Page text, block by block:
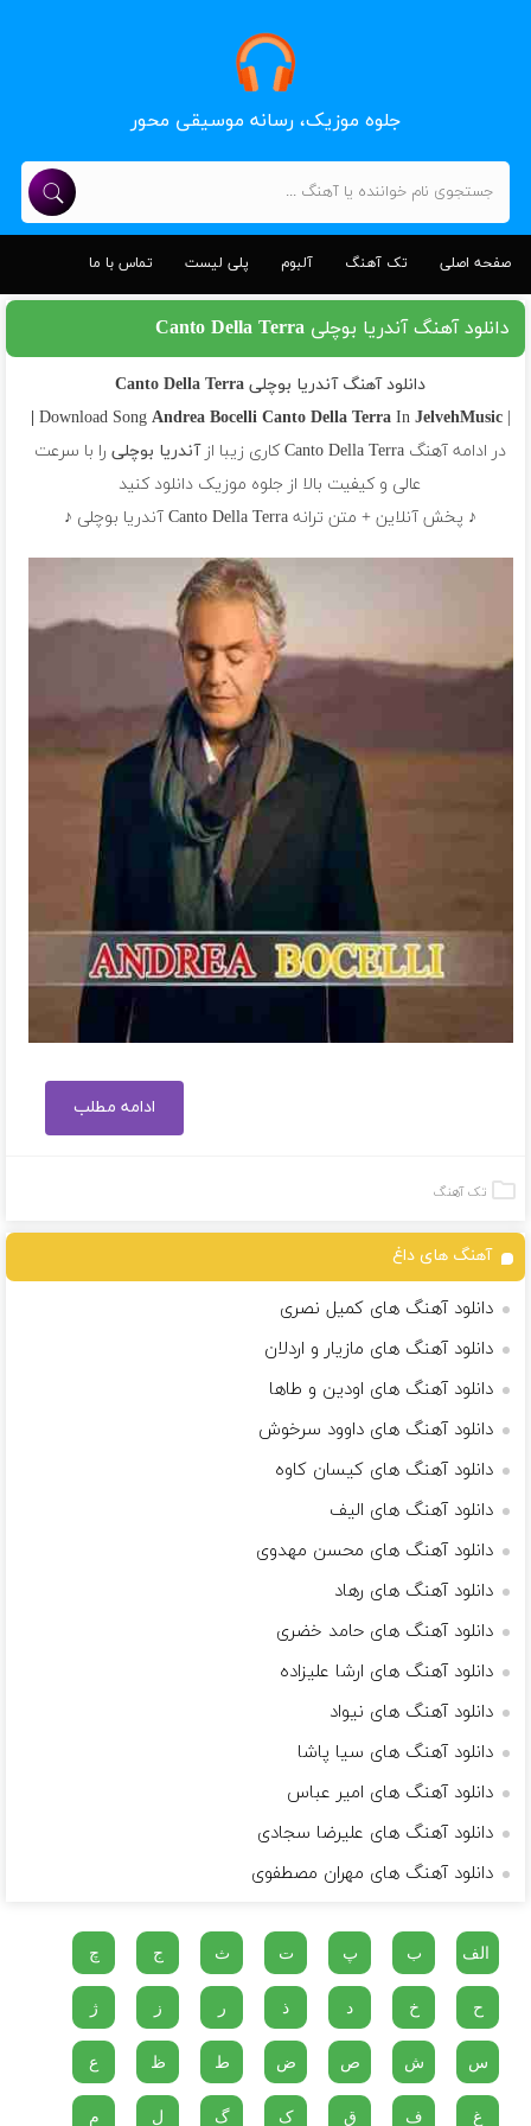
جلوه موزیک، رسانه موسیقی محور
صفحه اصلی تک آهنگ آلبوم پلی لیست تماس با ما
دانلود آهنگ آندریا بوچلی Canto Della Terra
دانلود آهنگ آندریا بوچلی Canto Della Terra
| Download Song
Andrea Bocelli Canto Della TerraIn JelvehMusic |
در ادامه آهنگ Canto Della Terra کاری زیبا از
آندریا بوچلیرا با سرعت
عالی و کیفیت بالا از جلوه موزیک دانلود کنید
♪ پخش آنلاین + متن ترانه Canto Della Terra آندریا بوچلی ♪
ادامه مطلب
تک آهنگ
آهنگ های داغ
دانلود آهنگ های کمیل نصری
دانلود آهنگ های مازیار و اردلان
دانلود آهنگ های اودین و طاها
دانلود آهنگ های داوود سرخوش
دانلود آهنگ های کیسان کاوه
دانلود آهنگ های الیف
دانلود آهنگ های محسن مهدوی
دانلود آهنگ های رهاد
دانلود آهنگ های حامد خضری
دانلود آهنگ های ارشا علیزاده
دانلود آهنگ های نیواد
دانلود آهنگ های سیا پاشا
دانلود آهنگ های امیر عباس
دانلود آهنگ های علیرضا سجادی
دانلود آهنگ های مهران مصطفوی
الف ب پ ت ث ج چ
ح خ د ذ ر ز ژ
س ش ص ض ط ظ ع
غ ف ق ک گ ل م